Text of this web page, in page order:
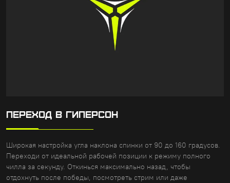
ПЕРЕХОД В ГИПЕРСОН
Широкая настройка угла наклона спинки от 90 до 160 градусов.
Переходи от идеальной рабочей позиции к режиму полного
чилла за секунду. Откинься максимально назад, чтобы
отдохнуть после победы, посмотреть стрим или даже